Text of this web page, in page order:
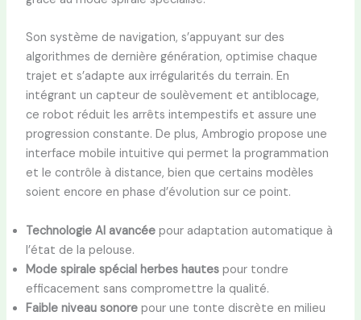
Son système de navigation, s’appuyant sur des
algorithmes de dernière génération, optimise chaque
trajet et s’adapte aux irrégularités du terrain. En
intégrant un capteur de soulèvement et antiblocage,
ce robot réduit les arrêts intempestifs et assure une
progression constante. De plus, Ambrogio propose une
interface mobile intuitive qui permet la programmation
et le contrôle à distance, bien que certains modèles
soient encore en phase d’évolution sur ce point.
Technologie AI avancéepour adaptation automatique à
l’état de la pelouse.
Mode spirale spécial herbes hautespour tondre
efficacement sans compromettre la qualité.
Faible niveau sonorepour une tonte discrète en milieu